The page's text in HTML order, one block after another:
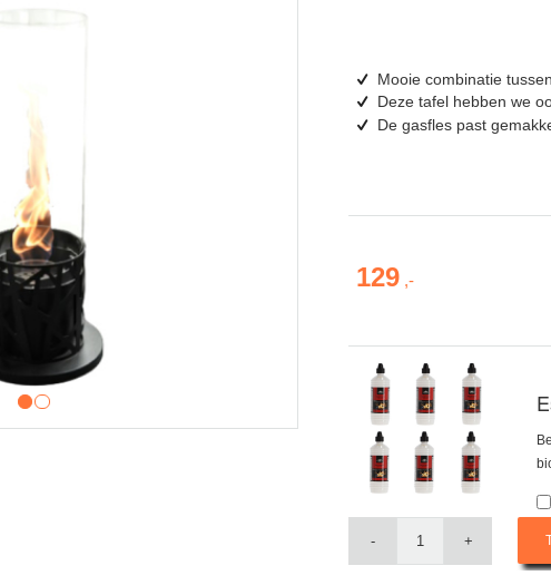
Mooie combinatie
Deze tafel hebben we
De gasfles past
129